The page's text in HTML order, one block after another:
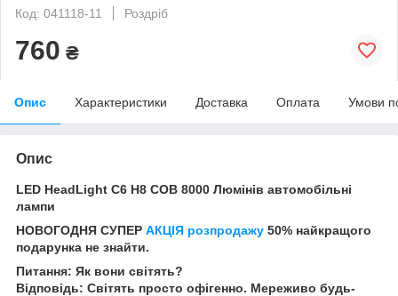
Код: 041118-11
Роздріб
760 ₴
Опис Характеристики Доставка Оплата Умови
Опис
LED HeadLight C6 H8 COB 8000 Люмінів автомобільні
лампи
НОВОГОДНЯ СУПЕР АКЦІЯ розпродажу 50% найкращого
подарунка не знайти.
Питання: Як вони світять?
Відповідь: Світять просто офігенно. Мереживо будь-